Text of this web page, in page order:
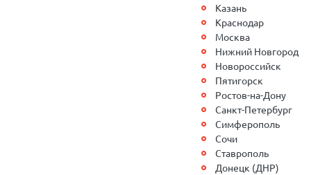
грузов "Москва -Восток"
Казань
Краснодар
Москва
Нижний Новгород
Новороссийск
Пятигорск
Ростов-на-Дону
Санкт-Петербург
Симферополь
Сочи
Ставрополь
Донецк (ДНР)